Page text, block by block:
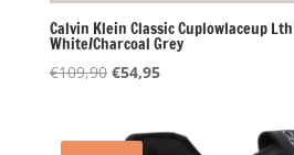
Calvin Klein Classic Cuplowlaceup
White/Charcoal Grey
€109,90 Oorspronkelijke
€109,90.
€54,95Huidige
€54,95.